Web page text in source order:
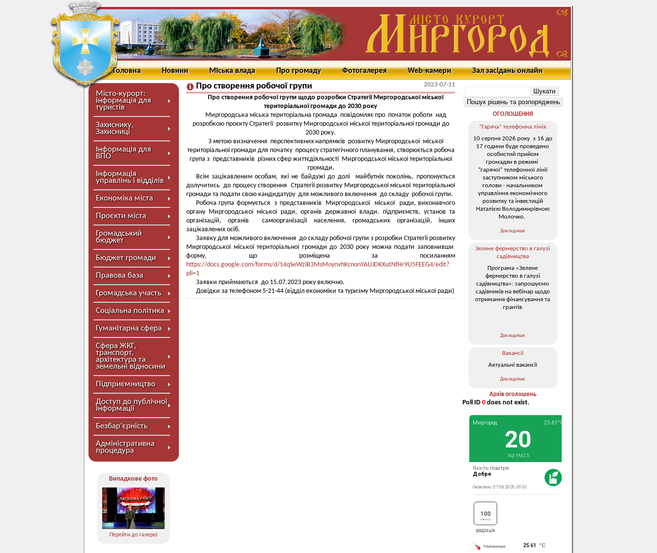
Головна Новини Міська влада Про громаду Фотогалерея Web-камери Зал засідань онлайн
Місто-курорт:
інформація для
туристів
Захиснику,
Захисниці
Інформація для
ВПО
Інформація
управлінь і відділів
Економіка міста
Проєкти міста
Громадський
бюджет
Бюджет громади
Правова база
Громадська участь
Соціальна політика
Гуманітарна сфера
Сфера ЖКГ,
транспорт,
архітектура та
земельні відносини
Підприємництво
Доступ до публічної
інформації
Безбар’єрність
Адміністративна
процедура
Випадкове фото
Перейти до галереї
Про створення робочої групи
2023-07-11
Про створення робочої групи щодо розробки Стратегії Миргородськоїміської
територіальної громади до 2030 року
Миргородська міська територіальна громада повідомляє про початок роботи над
розробкою проєкту Стратегії розвитку Миргородської міської територіальної громади до
2030 року.
З метою визначення перспективних напрямків розвитку Миргородської міської
територіальної громади для початку процесу стратегічного планування, створюється робоча
група з представників різних сфер життєдіяльності Миргородської міської територіальної
громади.
Всім зацікавленим особам, які не байдужі до долі майбутніх поколінь, пропонується
долучитись до процесу створення Стратегії розвитку Миргородської міської територіальної
громади та подати свою кандидатуру для можливого включення до складу робочої групи.
Робоча група формується з представників Миргородської міської ради, виконавчого
органу Миргородської міської ради, органів державної влади. підприємств, установ та
організацій, органів самоорганізації населення, громадських організацій, інших
зацікавлених осіб.
Заявку для можливого включення до складу робочої групи з розробки Стратегії розвитку
Миргородської міської територіальної громади до 2030 року можна подати заповнивши
форму, що розміщена за посиланням
https://docs.google.com/forms/d/14qSeWziB3MsMoynvhKcnonYAUJDKXutNfHr9U5FEEG4/edit?
pli=1
Заявки приймаються до 15.07.2023 року включно.
Довідки за телефоном 5-21-44 (відділ економіки та туризму Миргородської міської ради)
ОГОЛОШЕННЯ
“Гаряча” телефонна лінія
10 серпня 2026 року з 16 до
17 години буде проведено
особистий прийом
громадян в режимі
“гарячої” телефонної лінії
заступником міського
голови - начальником
управління економічного
розвитку та інвестицій
Наталією Володимирівною
Молочко.
Докладніше
Зелене фермерство в галузі
садівництва
Програма «Зелене
фермерство в галузі
садівництва»: запрошуємо
садівників на вебінар щодо
отримання фінансування та
грантів
Докладніше
Вакансії
Актуальні вакансії
Докладніше
Архів оголошень
Poll ID 0 does not exist.